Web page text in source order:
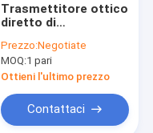
Trasmettitore ottico
diretto di
FTTB 10dbm 1310nm
Prezzo:Negotiate
MOQ:1 pari
Ottieni l'ultimo prezzo
Contattaci